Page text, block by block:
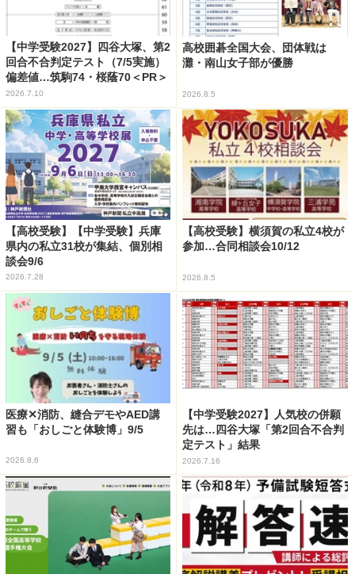
【中学受験2027】四谷大塚、第2
回合不合判定テスト（7/5実施）
偏差値…筑駒74・桜蔭70＜PR＞
2026.7.10
高校囲碁全国大会、団体戦は
灘・南山女子部が優勝
2026.8.5
【高校受験】【中学受験】兵庫
県内の私立31校が集結、個別相
談会9/6
2026.7.28
【高校受験】横須賀の私立4校が
参加…合同相談会10/12
2026.8.5
医療✕消防、縫合デモやAED講
習も「おしごと体験博」9/5
2026.8.6
【中学受験2027】人気校の併願
先は…四谷大塚「第2回合不合判
定テスト」結果
2026.7.16